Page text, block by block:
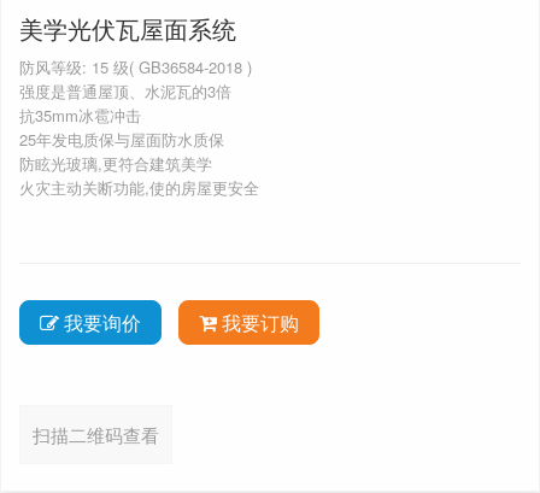
美学光伏瓦屋面系统
防风等级: 15 级( GB36584-2018 )
强度是普通屋顶、水泥瓦的3倍
抗35mm冰雹冲击
25年发电质保与屋面防水质保
防眩光玻璃,更符合建筑美学
火灾主动关断功能,使的房屋更安全
我要询价 我要订购
扫描二维码查看